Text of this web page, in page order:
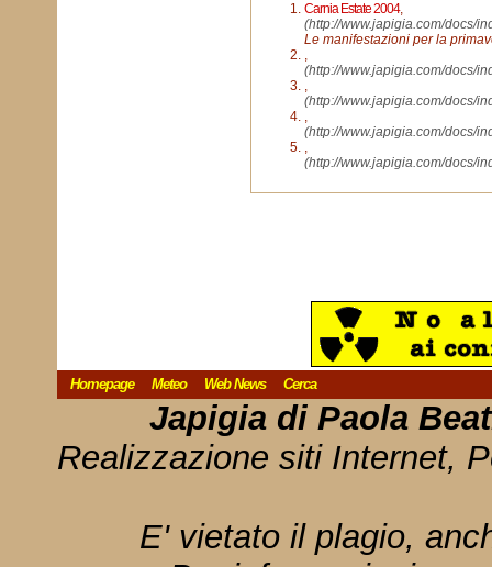
Carnia Estate 2004,
(http://www.japigia.com/docs/
Le manifestazioni per la
,
(http://www.japigia.com/docs/
,
(http://www.japigia.com/docs/
,
(http://www.japigia.com/docs/
,
(http://www.japigia.com/docs/
Homepage Meteo Web News Cerca
Japigia di Paola
Realizzazione siti Internet,
E' vietato il plagio,